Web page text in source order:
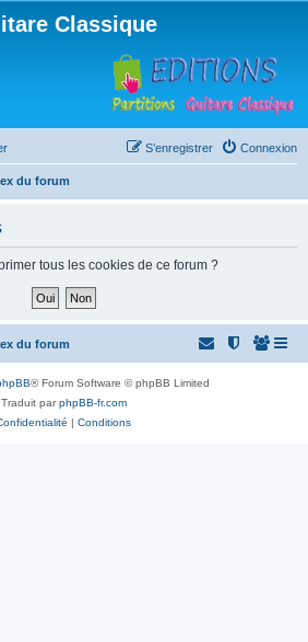
Classique
Connexion
S’enregistrer
du forum
tous les cookies de ce forum ?
du forum
® Forum Software © phpBB Limited
Traduit parphpBB-fr.com
| Conditions